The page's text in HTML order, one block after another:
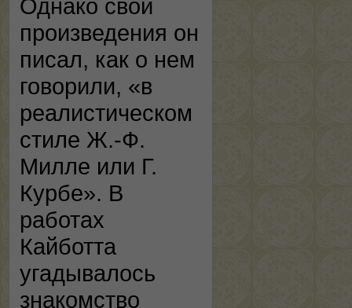
Однако свои
произведения он
писал, как о нем
говорили, «в
реалистическом
стиле Ж.-Ф.
Милле или Г.
Курбе». В
работах
Кайботта
угадывалось
знакомство